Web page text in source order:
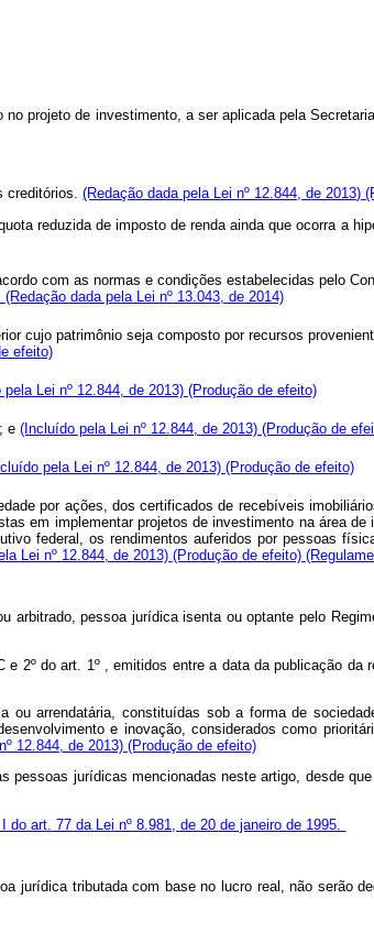
projeto de investimento, a ser aplicada pela
creditórios.(Redação dada pela Lei nº 12.844, de 2013)
reduzida de imposto de renda ainda que ocorra a
com as normas e condições estabelecidas pelo
(Redação dada pela Lei nº 13.043, de 2014)
cujo patrimônio seja composto por recursos
efeito)
Lei nº 12.844, de 2013) (Produção de efeito)
e (Incluído pela Lei nº 12.844, de 2013) (Produção de
pela Lei nº 12.844, de 2013) (Produção de efeito)
por ações, dos certificados de recebíveis
em implementar projetos de investimento na área
federal, os rendimentos auferidos por pessoas
Lei nº 12.844, de 2013) (Produção de efeito)
pessoa jurídica isenta ou optante pelo
2º do art. 1º , emitidos entre a data da publicação da
ou arrendatária, constituídas sob a forma de
e inovação, considerados como
12.844, de 2013) (Produção de efeito)
pessoas jurídicas mencionadas neste artigo, desde
do art. 77 da Lei nº 8.981, de 20 de janeiro de 1995.
jurídica tributada com base no lucro real, não serão